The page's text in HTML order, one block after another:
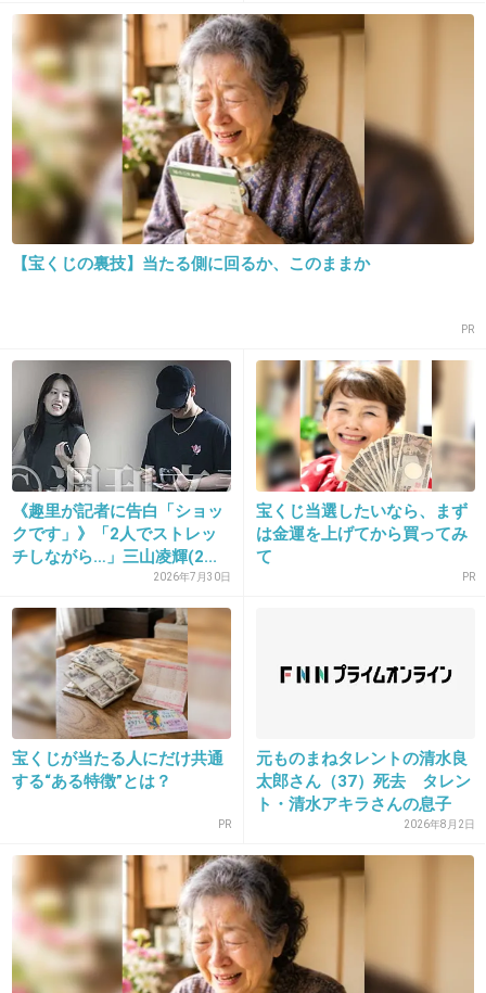
1件の返信
+27
20. 匿名2026/06/03(水) 13:54:03
>>7
週末婚？
21. 匿名 2026/06/03(水) 13:54:05
>>7
週末婚じゃない？
1件の返信
22. 匿名2026/06/03(水) 13:54:20
>>1
実家が苺農家
2026/06/03(水) 13:54:28
ribbonから女優になって少しづつステップアッ
【宝くじの裏技】当たる側に回るか、このままか
PR
《趣里が記者に告白「ショッ
クです」》「2人でストレッ
チしながら…」三山凌輝(2...
2026年7月30日
宝くじ当選したいなら、まず
は金運を上げてから買ってみ
て
PR
宝くじが当たる人にだけ共通
する“ある特徴”とは？
PR
元ものまねタレントの清水良
太郎さん（37）死去 タレン
ト・清水アキラさんの息子
2026年8月2日